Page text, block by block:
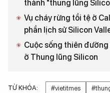
thành "thung lũng
Vụ cháy rừng tồi tệ ở
phần lịch sử Silicon
Cuộc sống thiên
ở Thung lũng Silicon
TỪ KHÓA: #vietitmes